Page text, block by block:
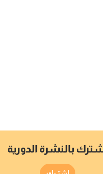
بالنشرة الدورية